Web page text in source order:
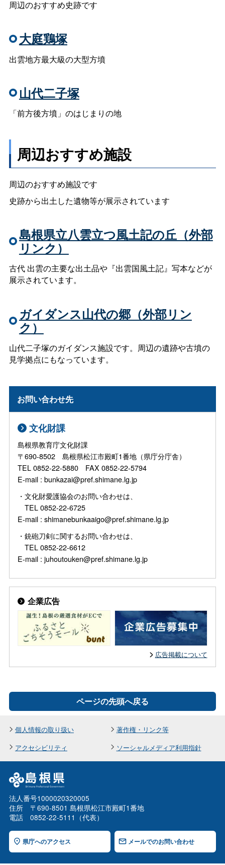
周辺のおすすめ史跡です
大庭鶏塚
出雲地方最大級の大型方墳
山代二子塚
「前方後方墳」のはじまりの地
周辺おすすめ施設
周辺のおすすめ施設です
史跡から出土した遺物等が展示されています
島根県立八雲立つ風土記の丘（外部
リンク）
古代 出雲の主要な出土品や『出雲国風土記』写本などが
展示されています。
ガイダンス山代の郷（外部リン
ク）
山代二子塚のガイダンス施設です。周辺の遺跡や古墳の
見学拠点にもなっています。
お問い合わせ先
文化財課
島根県教育庁文化財課
〒690-8502 島根県松江市殿町1番地（県庁分庁舎）
TEL 0852-22-5880 FAX 0852-22-5794
E-mail : bunkazai@pref.shimane.lg.jp
・文化財愛護協会のお問い合わせは、
TEL 0852-22-6725
E-mail : shimanebunkaaigo@pref.shimane.lg.jp
・銃砲刀剣に関するお問い合わせは、
TEL 0852-22-6612
E-mail : juhoutouken@pref.shimane.lg.jp
企業広告
広告掲載について
ページの先頭へ戻る
個人情報の取り扱い
著作権・リンク等
アクセシビリティ
ソーシャルメディア利用指針
法人番号1000020320005
住所 〒690-8501 島根県松江市殿町1番地
電話 0852-22-5111（代表）
県庁へのアクセス メールでのお問い合わせ